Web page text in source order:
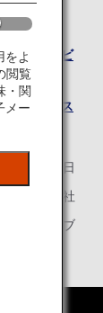
ださい。
ントサービ
トサービス
年5月20日
空輸株式会社
レージクラブ
をよ
閲覧
・関
メー